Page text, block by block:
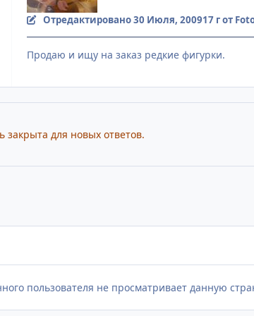
Отредактировано30 Июля, 200917 гот
Продаю и ищу на заказ редкие фигурки.
закрыта для новых ответов.
пользователя не просматривает данную